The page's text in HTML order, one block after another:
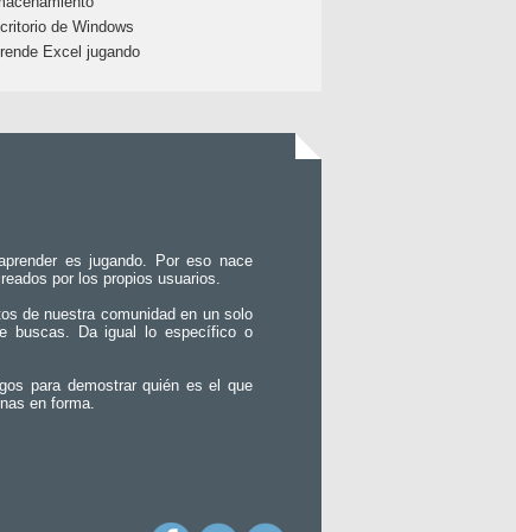
de Windows
Excel jugando
es jugando. Por eso nace
por los propios usuarios.
de nuestra comunidad en un solo
buscas. Da igual lo específico o
para demostrar quién es el que
en forma.